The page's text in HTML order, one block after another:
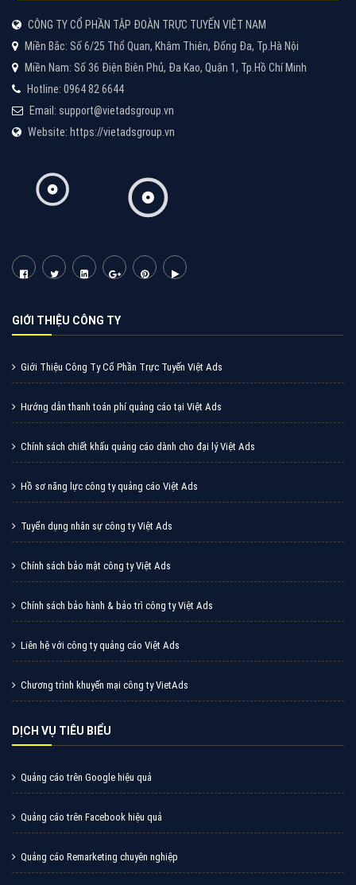
CÔNG TY CỔ PHẦN TẬP ĐOÀN TRỰC TUYẾN VIỆT NAM
Miền Bắc: Số 6/25 Thổ Quan, Khâm Thiên, Đống Đa, Tp.Hà Nội
Miền Nam: Số 36 Điện Biên Phủ, Đa Kao, Quận 1, Tp.Hồ Chí Minh
Hotline: 0964 82 6644
Email: support@vietadsgroup.vn
Website: https://vietadsgroup.vn
GIỚI THIỆU CÔNG TY
Giới Thiệu Công Ty Cổ Phần Trực Tuyến Việt Ads
Hướng dẫn thanh toán phí quảng cáo tại Việt Ads
Chính sách chiết khấu quảng cáo dành cho đại lý Việt Ads
Hồ sơ năng lực công ty quảng cáo Việt Ads
Tuyển dụng nhân sự công ty Việt Ads
Chính sách bảo mật công ty Việt Ads
Chính sách bảo hành & bảo trì công ty Việt Ads
Liên hệ với công ty quảng cáo Việt Ads
Chương trình khuyến mại công ty VietAds
DỊCH VỤ TIÊU BIỂU
Quảng cáo trên Google hiệu quả
Quảng cáo trên Facebook hiệu quả
Quảng cáo Remarketing chuyên nghiệp